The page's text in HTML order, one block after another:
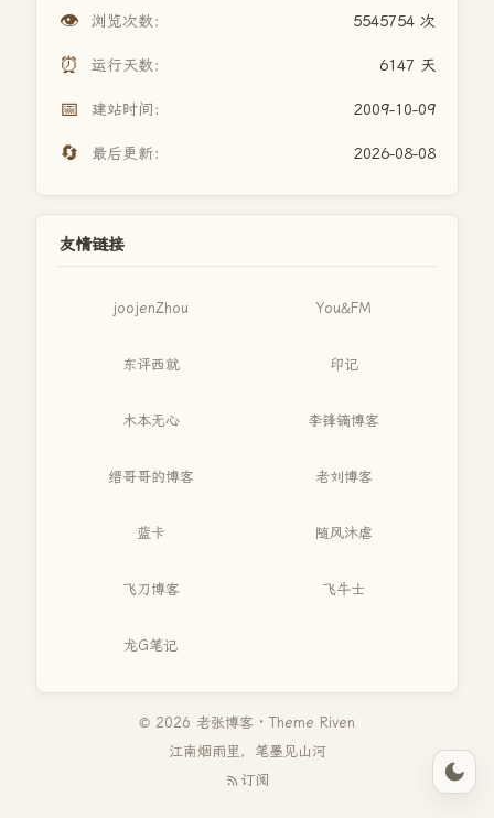
👁️ 浏览次数： 5545754 次
⏰ 运行天数： 6147 天
📅 建站时间： 2009-10-09
🔄 最后更新： 2026-08-08
友情链接
joojenZhou You&FM
东评西就 印记
木本无心 李锋镝博客
缙哥哥的博客 老刘博客
蓝卡 随风沐虐
飞刀博客 飞牛士
龙G笔记
© 2026 老张博客 · Theme Riven
江南烟雨里，笔墨见山河
订阅